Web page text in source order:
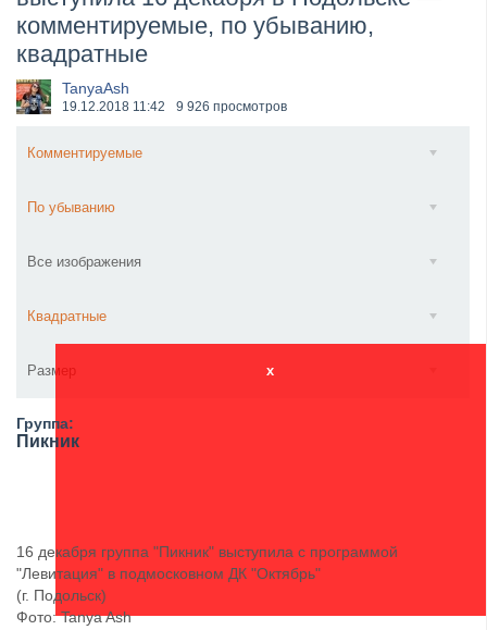
​Wacken Open Air 2027 объявил новую волну участ...
комментируемые, по убыванию,
квадратные
TanyaAsh
19.12.2018 11:42 9 926 просмотров
Комментируемые
По убыванию
Все изображения
Квадратные
Размер x
Группа:
Пикник
16 декабря группа "Пикник" выступила с программой
"Левитация" в подмосковном ДК "Октябрь"
(г. Подольск)
Фото: Tanya Ash